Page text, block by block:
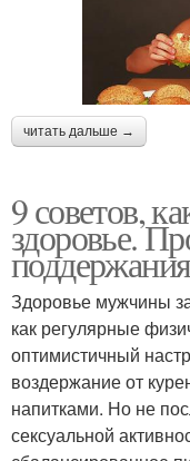
читать дальше →
9 советов,
здоровье.
Здоровье мужчины
как регулярные
оптимистичный
воздержание от
напитками. Но не
сексуальной